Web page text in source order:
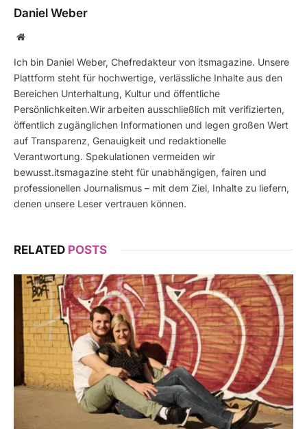
Daniel Weber
Website
Ich bin Daniel Weber, Chefredakteur von itsmagazine. Unsere
Plattform steht für hochwertige, verlässliche Inhalte aus den
Bereichen Unterhaltung, Kultur und öffentliche
Persönlichkeiten.Wir arbeiten ausschließlich mit verifizierten,
öffentlich zugänglichen Informationen und legen großen Wert
auf Transparenz, Genauigkeit und redaktionelle
Verantwortung. Spekulationen vermeiden wir
bewusst.itsmagazine steht für unabhängigen, fairen und
professionellen Journalismus – mit dem Ziel, Inhalte zu liefern,
denen unsere Leser vertrauen können.
RELATED POSTS